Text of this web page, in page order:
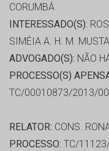
CORUMBÁ
INTERESSADO(S):
SIMÉIA A. H. M.
ADVOGADO(S): NÃO
PROCESSO(S)
TC/00010873/2013/
RELATOR: CONS.
PROCESSO: TC/